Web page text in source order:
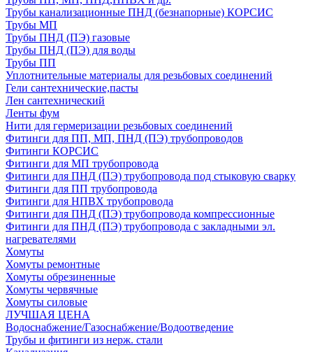
Трубы канализационные ПНД (безнапорные) КОРСИС
Трубы МП
Трубы ПНД (ПЭ) газовые
Трубы ПНД (ПЭ) для воды
Трубы ПП
Уплотнительные материалы для резьбовых соединений
Гели сантехнические,пасты
Лен сантехнический
Ленты фум
Нити для гермеризации резьбовых соединений
Фитинги для ПП, МП, ПНД (ПЭ) трубопроводов
Фитинги КОРСИС
Фитинги для МП трубопровода
Фитинги для ПНД (ПЭ) трубопровода под стыковую сварку
Фитинги для ПП трубопровода
Фитинги для НПВХ трубопровода
Фитинги для ПНД (ПЭ) трубопровода компрессионные
Фитинги для ПНД (ПЭ) трубопровода с закладными эл.
нагревателями
Хомуты
Хомуты ремонтные
Хомуты обрезиненные
Хомуты червячные
Хомуты силовые
ЛУЧШАЯ ЦЕНА
Водоснабжение/Газоснабжение/Водоотведение
Трубы и фитинги из нерж. стали